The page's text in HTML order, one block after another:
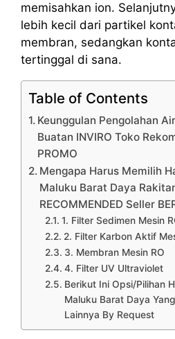
memisahkan ion.
lebih kecil dari partikel
membran, sedangkan
tertinggal di sana.
Table of Contents
Keunggulan Pengolahan
Buatan INVIRO Toko
PROMO
Mengapa Harus Memilih
Maluku Barat Daya
RECOMMENDED Seller
1. Filter Sedimen Mesin
2. Filter Karbon Aktif
3. Membran Mesin RO
4. Filter UV Ultraviolet
Berikut Ini Opsi/Pilihan
Maluku Barat Daya
Lainnya By Request